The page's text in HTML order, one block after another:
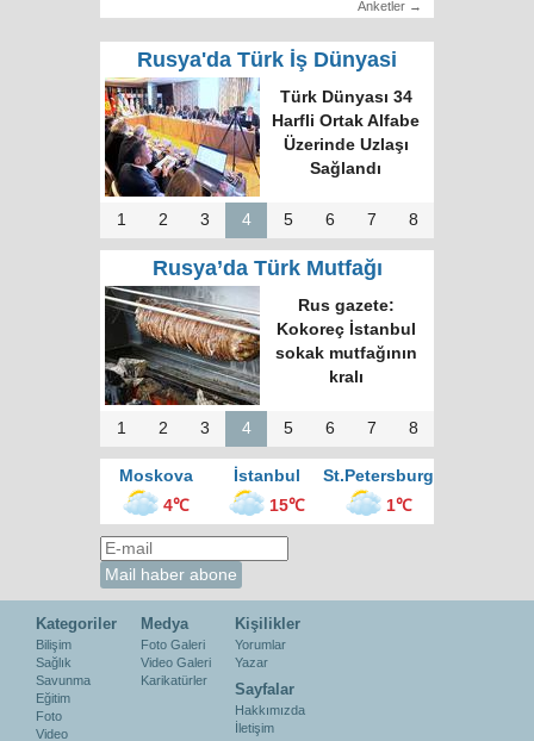
Anketler →
Rusya'da Türk İş Dünyasi
Türk Dünyası 34
Harfli Ortak Alfabe
Üzerinde Uzlaşı
Sağlandı
1 2 3 4 5 6 7 8
Rusya’da Türk Mutfağı
Rus gazete:
Kokoreç İstanbul
sokak mutfağının
kralı
1 2 3 4 5 6 7 8
Moskova İstanbul
St.Petersburg
4℃
15℃ 1℃
Kategoriler
Bilişim
Sağlık
Savunma
Eğitim
Foto
Video
Medya
Foto Galeri
Video Galeri
Karikatürler
Kişilikler
Yorumlar
Yazar
Sayfalar
Hakkımızda
İletişim